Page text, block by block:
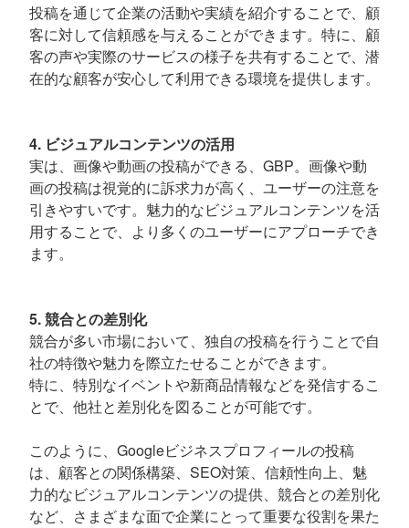
投稿を通じて企業の活動や実績を紹介することで、顧
客に対して信頼感を与えることができます。特に、顧
客の声や実際のサービスの様子を共有することで、潜
在的な顧客が安心して利用できる環境を提供します。
4. ビジュアルコンテンツの活用
実は、画像や動画の投稿ができる、GBP。画像や動
画の投稿は視覚的に訴求力が高く、ユーザーの注意を
引きやすいです。魅力的なビジュアルコンテンツを活
用することで、より多くのユーザーにアプローチでき
ます。
5. 競合との差別化
競合が多い市場において、独自の投稿を行うことで自
社の特徴や魅力を際立たせることができます。
特に、特別なイベントや新商品情報などを発信するこ
とで、他社と差別化を図ることが可能です。
このように、Googleビジネスプロフィールの投稿
は、顧客との関係構築、SEO対策、信頼性向上、魅
力的なビジュアルコンテンツの提供、競合との差別化
など、さまざまな面で企業にとって重要な役割を果た